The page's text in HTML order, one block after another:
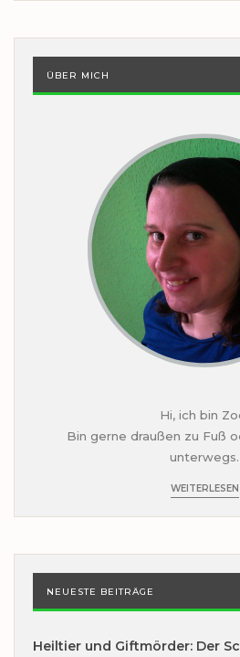
ÜBER MICH
Hi, ich bin
Bin gerne draußen zu Fuß
unterwegs.
WEITERLESEN
NEUESTE BEITRÄGE
Heiltier und Giftmörder: Der